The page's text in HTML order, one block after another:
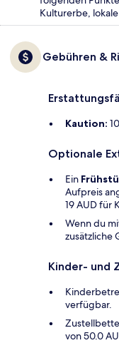
Kulturerbe,
Gebühren &
Kaution:
Optionale
Ein
Aufpreis
19 AUD für
Wenn du
zusätzliche
Kinder- und
verfügbar.
von 50.0